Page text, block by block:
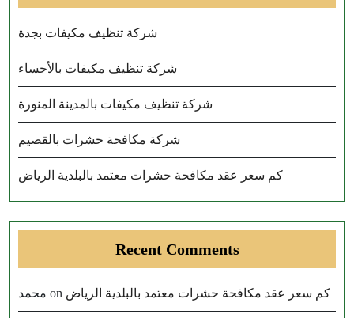
شركة تنظيف مكيفات بجدة
شركة تنظيف مكيفات بالأحساء
شركة تنظيف مكيفات بالمدينة المنورة
شركة مكافحة حشرات بالقصيم
كم سعر عقد مكافحة حشرات معتمد بالبلدية الرياض
Recent Comments
محمد on كم سعر عقد مكافحة حشرات معتمد بالبلدية الرياض